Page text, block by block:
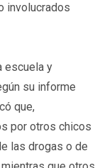
involucrados
escuela y
su informe
que,
por otros chicos
las drogas o de